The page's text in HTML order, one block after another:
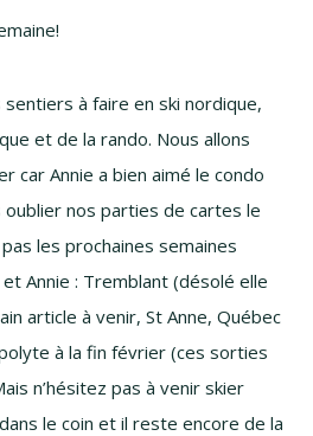
à faire en ski nordique,
et de la rando. Nous allons
car Annie a bien aimé le condo
oublier nos parties de cartes le
les prochaines semaines
et Annie : Tremblant (désolé elle
article à venir, St Anne, Québec
à la fin février (ces sorties
n’hésitez pas à venir skier
le coin et il reste encore de la